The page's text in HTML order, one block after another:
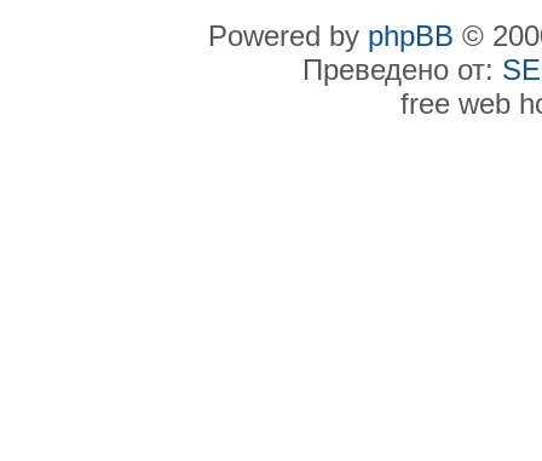
Powered by phpBB ©
Преведено от:
free web